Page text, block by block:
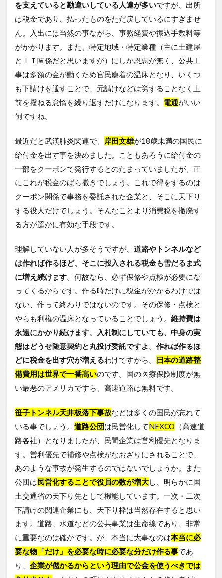
を支えていると勘違いしている人達が多いですが、出所
は税金であり、払ったものをただ戻しているにすぎませ
ん。入出には当然の事ながら、事務経費や振込手数料等
がかかります。また、特定地域・特定業種（主に土建屋
とＩＴ関係だと思いますが）にしか恩恵が無く、公共工
事は多額の金が動くため官民癒着の温床となり、いくつ
も下請けを通すことで、元請けなどは労することなく上
前を撥ねる怠惰を繰り返すだけになります。 電通がいい
例ですね。
最近だと武漢肺炎関連で、 岸田文雄が18歳未満の国民に
給付金を出す事を決めました。こともあろうに給付金の
一部をクーポンで発行するとのたまっていましたが、正
にこれが税金のばら撒きでしょう。これで得をするのは
クーポン関係で事務を委託された企業と、そこに天下り
する役人だけでしょう。そんなことより消費税を撤廃す
る方が遥かに有効な手段です。
理解していない人が多そうですが、 道路やトンネルなど
は作れば作るほど、そこに投入される税金も雪だるま式
に増え続けます。何故なら、必ず保修や点検が必要にな
ってくるからです。作る時だけに税金がかかるわけでは
ない、作って終わりではないのです。その保修・点検と
やらも利権の温床となっていることでしょう。 維持費は
永遠にかかり続けます。
入札制にしていても、中身の実
態はどうせ随意契約と丸投げ委託ですよ 。 作れば作るほ
どに税金を出す穴が増えるわけですから。
日本の道路整
備費用は世界で一番高いのです。国の医療保険制度が無
い最悪のアメリカですら、高速道路は無料です。
笹子トンネル天井板落下事故などは多くの国民が忘れて
いる事でしょう。 道路公団は民営化してNEXCO （高速道
路各社）となりましたが、民間企業は営利優先となりま
す。営利優先で補修や点検がなおざりにされることで、
あのような事故が発生するのではないでしょうか。また
公団は民営化することで役員の数が増大し、明らかに国
土交通省の天下り先として機能しています。一次・二次
下請けの関連企業にも、天下り枠は当然存在すると思い
ます。道路、水道などの公共事業は生命線であり、非常
に重要なのは確かです。が、本当に大事なのは本当に必
要な物「だけ」を必要な時に必要な分だけ作る事であ
り、 企業が儲かるからという理由で公金を使うべきでは